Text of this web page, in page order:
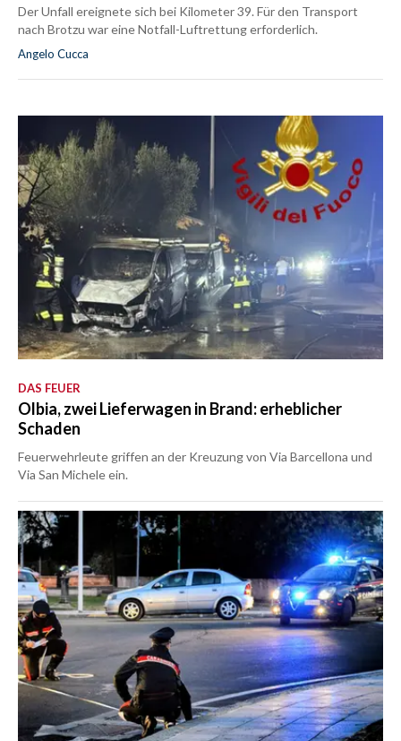
Der Unfall ereignete sich bei Kilometer 39. Für den Transport
nach Brotzu war eine Notfall-Luftrettung erforderlich.
Angelo Cucca
DAS FEUER
Olbia, zwei Lieferwagen in Brand: erheblicher
Schaden
Feuerwehrleute griffen an der Kreuzung von Via Barcellona und
Via San Michele ein.